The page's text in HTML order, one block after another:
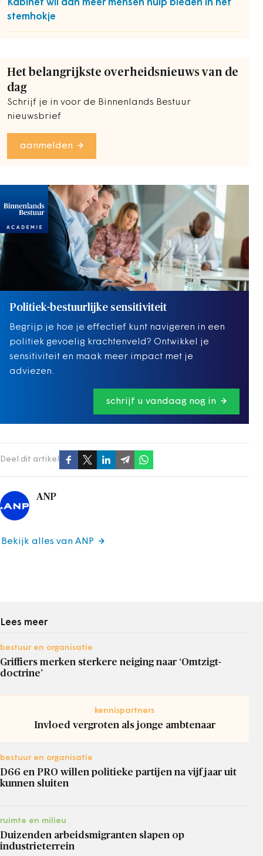
Kabinet wil aan meer mensen hulp bieden in het
stemhokje
Het belangrijkste overheidsnieuws van de
dag
Schrijf je in voor de Binnenlands Bestuur
nieuwsbrief
aanmelden
Politiek-bestuurlijke sensitiviteit
Begrijp je hoe je effectief kunt navigeren in een
politiek gevoelig krachtenveld? Ontwikkel je
sensitiviteit en maak meer impact met je
adviezen.
schrijf u vandaag nog in
Deel dit artikel
ANP
Bekijk alles van ANP
Lees meer
bestuur en organisatie
Griffiers merken sterkere neiging naar ‘Omtzigt-
doctrine’
kennispartners
Invloed vergroten als jonge ambtenaar
bestuur en organisatie
D66 en PRO willen politieke partijen na vijf jaar uit
kunnen sluiten
ruimte en milieu
Duizenden arbeidsmigranten slapen op
industrieterrein